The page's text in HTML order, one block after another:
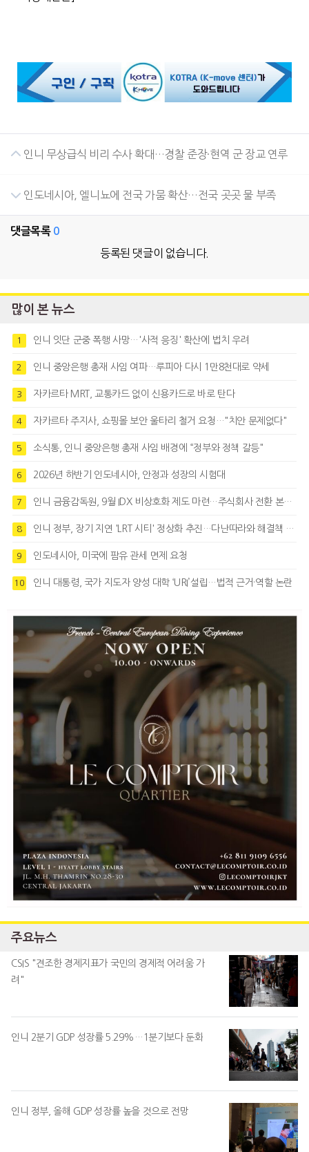
인니 무상급식 비리 수사 확대…경찰 준장·현역 군 장교 연루
인도네시아, 엘니뇨에 전국 가뭄 확산…전국 곳곳 물 부족
댓글목록 0
등록된 댓글이 없습니다.
많이 본 뉴스
1 인니 잇단 군중 폭행 사망…'사적 응징' 확산에 법치 우려
2 인니 중앙은행 총재 사임 여파…루피아 다시 1만8천대로 약세
3 자카르타 MRT, 교통카드 없이 신용카드로 바로 탄다
4 자카르타 주지사, 쇼핑몰 보안 울타리 철거 요청…"치안 문제없다"
5 소식통, 인니 중앙은행 총재 사임 배경에 “정부와 정책 갈등"
6 2026년 하반기 인도네시아, 안정과 성장의 시험대
7 인니 금융감독원, 9월 IDX 비상호화 제도 마련…주식회사 전환 본격화
8 인니 정부, 장기 지연 'LRT 시티' 정상화 추진…다난따라와 해결책 모색
9 인도네시아, 미국에 팜유 관세 면제 요청
10 인니 대통령, 국가 지도자 양성 대학 ‘URI’설립…법적 근거·역할 논란
주요뉴스
CSIS "견조한 경제지표가 국민의 경제적 어려움 가
려"
인니 2분기 GDP 성장률 5.29%…1분기보다 둔화
인니 정부, 올해 GDP 성장률 높을 것으로 전망